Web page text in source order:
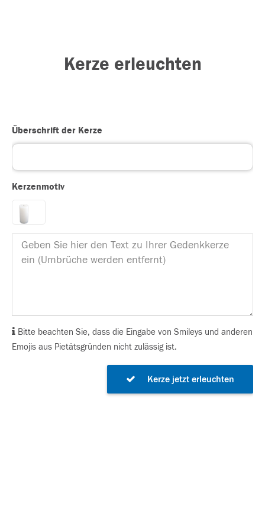
Kerze erleuchten
Überschrift der Kerze
Kerzenmotiv
Bitte beachten Sie, dass die Eingabe von Smileys und anderen
Emojis aus Pietätsgründen nicht zulässig ist.
Kerze jetzt erleuchten